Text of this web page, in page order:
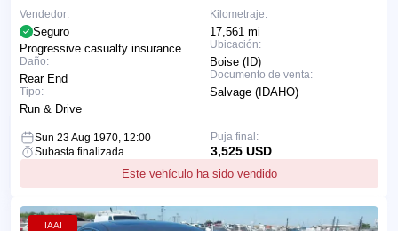
Kilometraje:
17,561 mi
Ubicación:
Boise (ID)
Documento de venta:
Salvage (IDAHO)
Vendedor:
Seguro
Progressive casualty insurance
Daño:
Rear End
Tipo:
Run & Drive
Sun 23 Aug 1970, 12:00
Subasta finalizada
Este vehículo ha sido vendido
Puja final:
3,525 USD
IAAI